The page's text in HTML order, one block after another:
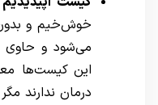
خوش‌خیم و بدون
می‌شود و حاوی
این کیست‌ها
درمان ندارند